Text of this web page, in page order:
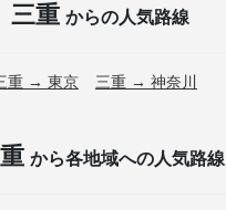
三重 からの人気路線
重 → 東京
三重 → 神奈川
から各地域への人気路線